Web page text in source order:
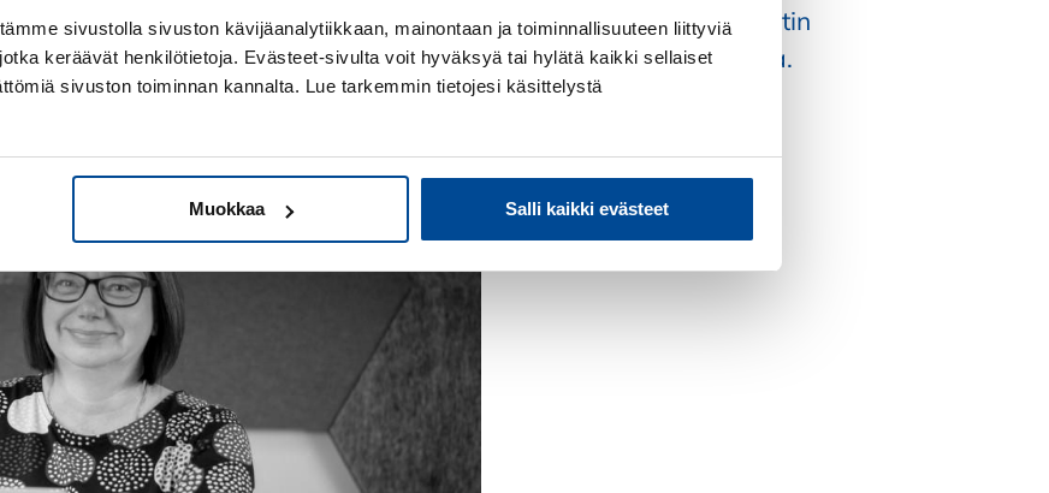
sivustolla sivuston kävijäanalytiikkaan, mainontaan ja toiminnallisuuteen liittyviä
keräävät henkilötietoja. Evästeet-sivulta voit hyväksyä tai hylätä kaikki sellaiset
sivuston toiminnan kannalta. Lue tarkemmin tietojesi käsittelystä
Muokkaa Salli kaikki evästeet
vastuussa viestin
onnistumisesta.
minna.rintamaki(a)syo.fi